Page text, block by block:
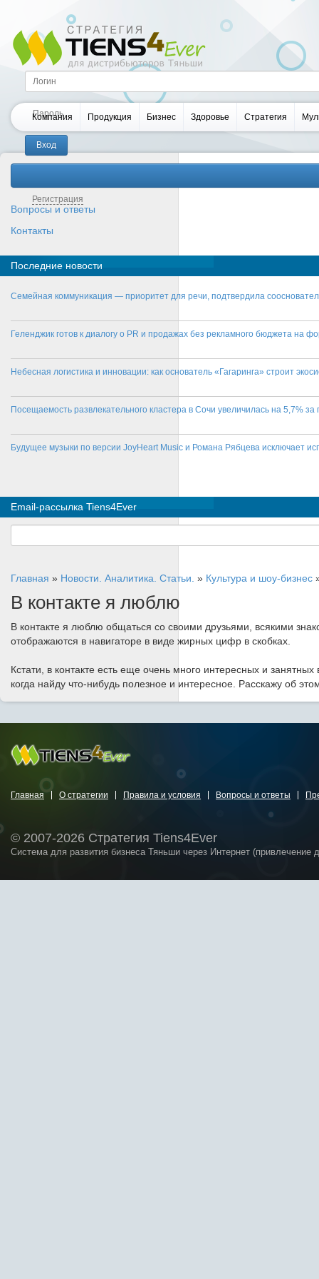
Регистрация
Компания Продукция Бизнес Здоровье Стратегия
Вопросы и ответы
Контакты
Последние новости
Семейная коммуникация — приоритет для речи, подтвердила
Геленджик готов к диалогу о PR и продажах без рекламного бюджета на
Небесная логистика и инновации: как основатель «Гагаринга» строит
Посещаемость развлекательного кластера в Сочи увеличилась на 5,7% за
Будущее музыки по версии JoyHeart Music и Романа Рябцева исключает
Email-рассылка Tiens4Ever
Главная » Новости. Аналитика. Статьи. » Культура и шоу-бизнес
В контакте я люблю
В контакте я люблю общаться со своими друзьями, всякими
отображаются в навигаторе в виде жирных цифр в скобках.
Кстати, в контакте есть еще очень много интересных и
когда найду что-нибудь полезное и интересное. Расскажу об
Главная О стратегии Правила и условия Вопросы и ответы
© 2007-2026 Стратегия Tiens4Ever
Система для развития бизнеса Тяньши через Интернет (привлечение